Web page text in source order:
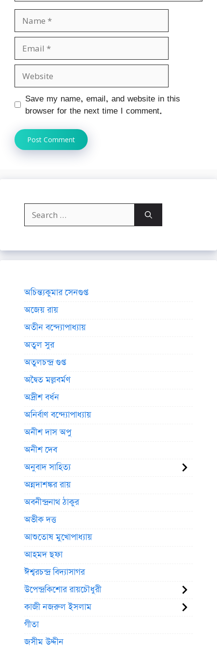
Name
Email
Website
Save my name, email, and website in this
browser for the next time I comment.
Search
for:
অচিন্ত্যকুমার সেনগুপ্ত
অজেয় রায়
অতীন বন্দ্যোপাধ্যায়
অতুল সুর
অতুলচন্দ্র গুপ্ত
অদ্বৈত মল্লবর্মণ
অদ্রীশ বর্ধন
অনির্বাণ বন্দ্যোপাধ্যায়
অনীশ দাস অপু
অনীশ দেব
অনুবাদ সাহিত্য
অন্নদাশঙ্কর রায়
অবনীন্দ্রনাথ ঠাকুর
অভীক দত্ত
আশুতোষ মুখোপাধ্যায়
আহমদ ছফা
ঈশ্বরচন্দ্র বিদ্যাসাগর
উপেন্দ্রকিশোর রায়চৌধুরী
কাজী নজরুল ইসলাম
গীতা
জসীম উদ্দীন